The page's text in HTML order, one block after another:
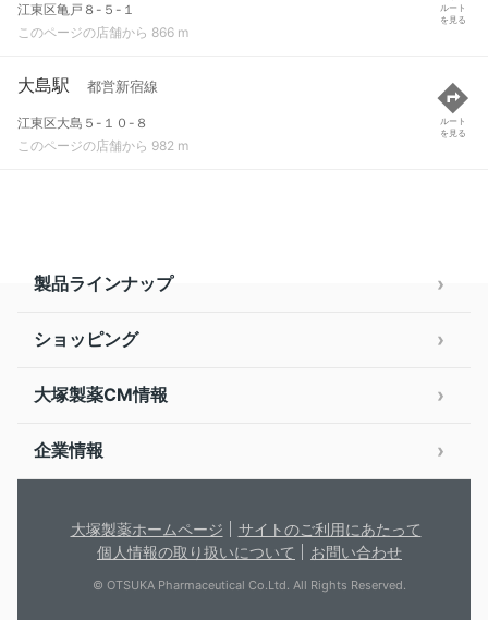
江東区亀戸８-５-１
このページの店舗から 866 m
ルート
を見る
大島駅 都営新宿線
江東区大島５-１０-８
このページの店舗から 982 m
ルート
を見る
製品ラインナップ
ショッピング
大塚製薬CM情報
企業情報
大塚製薬ホームページ
サイトのご利用にあたって
個人情報の取り扱いについて
お問い合わせ
© OTSUKA Pharmaceutical Co.Ltd. All Rights Reserved.